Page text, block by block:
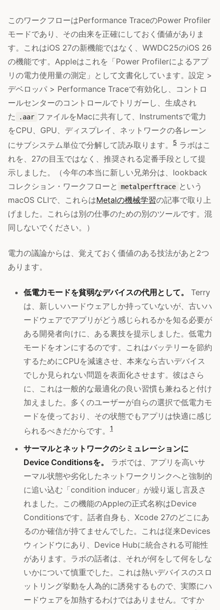
このワークフローはPerformance TraceのPower Profiler
モードであり、その由来を正確にしておく価値がありま
す。これはiOS 27の新機能ではなく、WWDC25のiOS 26
の機能です。Appleはこれを「Power Profilerによるアプ
リの電力使用量の測定」として文書化しています。設定 >
デベロッパ > Performance Traceで有効化し、コントロ
ールセンターのコントロールでトリガーし、生成され
た
.aar ファイルをMacに共有して、Instrumentsで電力
をCPU、GPU、ディスプレイ、ネットワークの各レーン
にサブシステム単位で分解して読み取ります。
5 ラボはこ
れを、27の目玉ではなく、推奨される定番手段として提
示しました。（今年の本当に新しい兄弟分は、lookback
コレクション・ワークフローと metalperftrace という
macOS CLIで、これらはMetalの機械学習の記事で取り上
げました。これらは別の仕事のための別のツールです。混
同しないでください。）
電力の議論からは、覚えておく価値のある技法があと2つ
あります。
低電力モードを貧弱なデバイスの代用として。
Terry
は、新しいハードウェアしか持っていないが、古いハ
ードウェアでアプリがどう感じられるかを知る必要が
ある開発者向けに、ある裏技を提示しました。低電力
モードをオンにするのです。これはバッテリーを節約
するためにCPUを減速させ、本来なら古いデバイス
でしか見られない問題を表面化させます。彼はさら
に、これは一般的な最適化の良い習慣も兼ねると付け
加えました。多くのユーザーが自らの選択で低電力モ
ードを使っており、その状態でもアプリは快適に感じ
られるべきだからです。
1
サーマルとネットワークのシミュレーションに
Device Conditionsを。
ラボでは、アプリを高いサ
ーマル状態や劣化したネットワークリンクへと強制的
に追い込む「condition inducer」が繰り返し言及さ
れました。この機能のAppleの正式名称はDevice
Conditionsです。話者自身も、Xcode 27のどこにあ
るのか確信が持てませんでした。これは従来Devices
ウィンドウにあり、Device Hubに統合される可能性
があります。ラボの話者は、それが何をして何をしな
いかについて慎重でした。これは熱いデバイスのスロ
ットリング挙動を人為的に誘発するもので、実際にハ
ードウェアを加熱するわけではありません。ですか